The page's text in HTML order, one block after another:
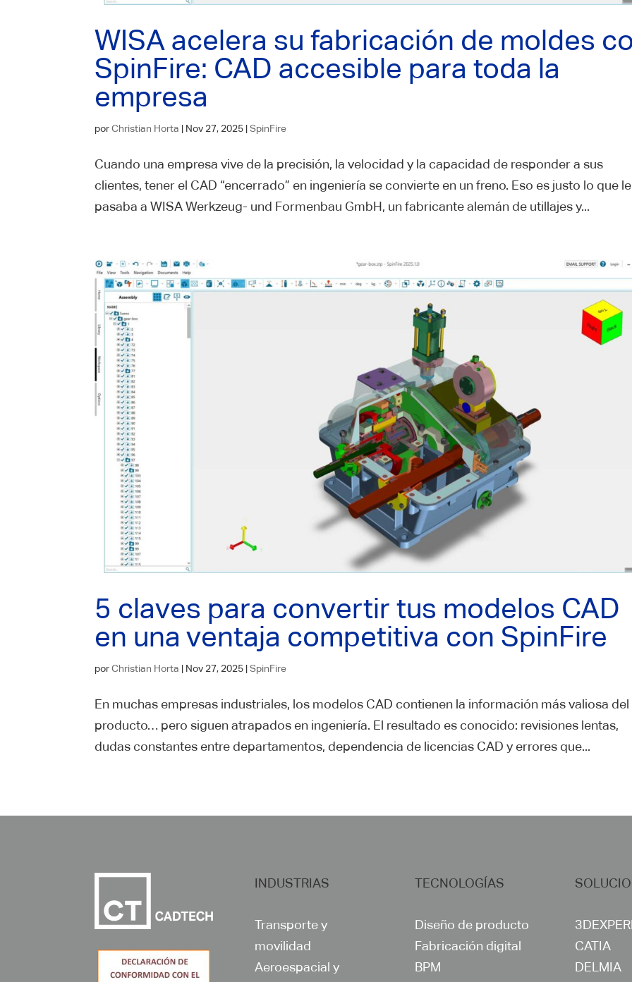
WISA acelera su fabricación de moldes
SpinFire: CAD accesible para toda la
empresa
porChristian Horta | Nov 27, 2025 |SpinFire
Cuando una empresa vive de la precisión, la velocidad y la capacidad de responder a sus
clientes, tener el CAD “encerrado” en ingeniería se convierte en un freno. Eso es justo lo que le
pasaba a WISA Werkzeug- und Formenbau GmbH, un fabricante alemán de utillajes y...
5 claves para convertir tus modelos CAD
en una ventaja competitiva con SpinFire
porChristian Horta | Nov 27, 2025 |SpinFire
En muchas empresas industriales, los modelos CAD contienen la información más valiosa del
producto… pero siguen atrapados en ingeniería. El resultado es conocido: revisiones lentas,
dudas constantes entre departamentos, dependencia de licencias CAD y errores que...
INDUSTRIAS
Transporte y
movilidad
Aeroespacial y
TECNOLOGÍAS
Diseño de producto
Fabricación digital
BPM
CATIA
DELMIA